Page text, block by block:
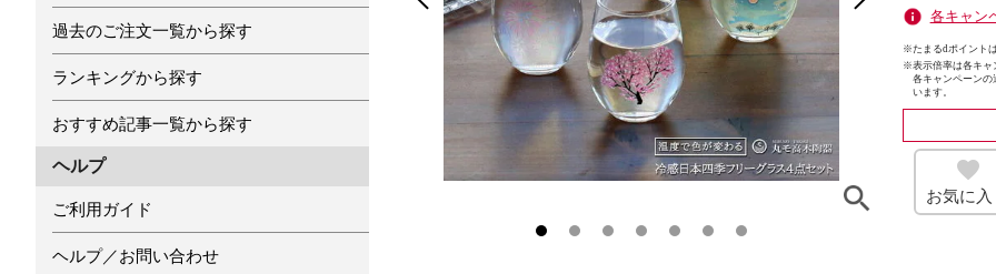
過去のご注文一覧から探す
ランキングから探す
おすすめ記事一覧から探す
ヘルプ
ご利用ガイド
ヘルプ／お問い合わせ
各キャン
※たまるdポイント
※表示倍率は各キャ
各キャンペーンの
います。
お気に入